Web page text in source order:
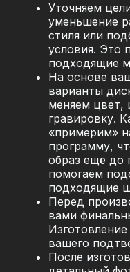
Уточняем
уменьшение
стиля или
условия. Это
подходящие
На основе
варианты
меняем цвет,
гравировку.
«примерим»
программу,
образ ещё до
помогаем
подходящие
Перед
вами
вашего
После